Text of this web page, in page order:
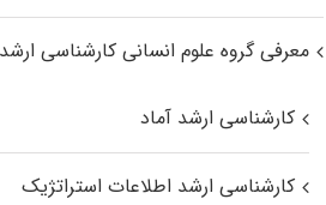
معرفی گروه علوم انسانی کارشناسی ارشد
کارشناسی ارشد آماد
کارشناسی ارشد اطلاعات استراتژیک